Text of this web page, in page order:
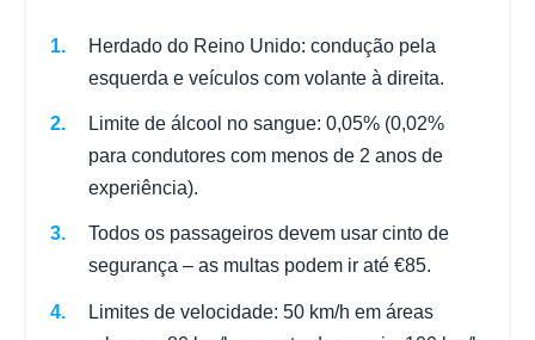
Herdado do Reino Unido: condução pela
esquerda e veículos com volante à direita.
Limite de álcool no sangue: 0,05% (0,02%
para condutores com menos de 2 anos de
experiência).
Todos os passageiros devem usar cinto de
segurança – as multas podem ir até €85.
Limites de velocidade: 50 km/h em áreas